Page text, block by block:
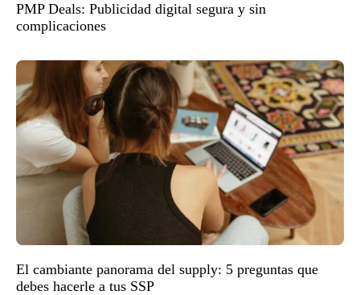
PMP Deals: Publicidad digital segura y sin
complicaciones
El cambiante panorama del supply: 5 preguntas que
debes hacerle a tus SSP